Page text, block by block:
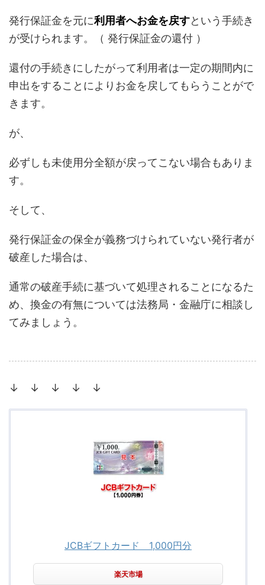
発行保証金を元に利用者へお金を戻すという手続き
が受けられます。（ 発行保証金の還付 ）
還付の手続きにしたがって利用者は一定の期間内に
申出をすることによりお金を戻してもらうことがで
きます。
が、
必ずしも未使用分全額が戻ってこない場合もありま
す。
そして、
発行保証金の保全が義務づけられていない発行者が
破産した場合は、
通常の破産手続に基づいて処理されることになるた
め、換金の有無については法務局・金融庁に相談し
てみましょう。
↓ ↓ ↓ ↓ ↓
JCBギフトカード 1,000円分
楽天市場